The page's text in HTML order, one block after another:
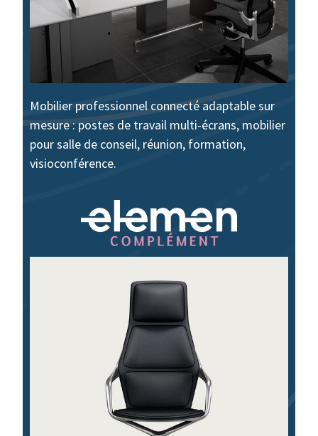
Mobilier professionnel connecté adaptable sur
mesure : postes de travail multi-écrans, mobilier
pour salle de conseil, réunion, formation,
visioconférence.